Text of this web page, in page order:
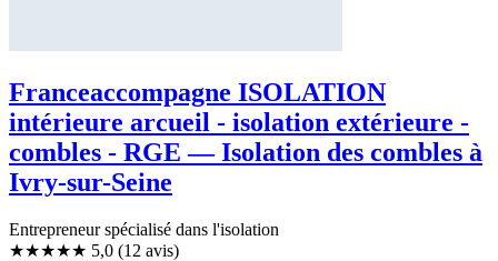
Franceaccompagne ISOLATION
intérieure arcueil - isolation extérieure -
combles - RGE — Isolation des combles à
Ivry-sur-Seine
Entrepreneur spécialisé dans l'isolation
★★★★★ 5,0 (12 avis)